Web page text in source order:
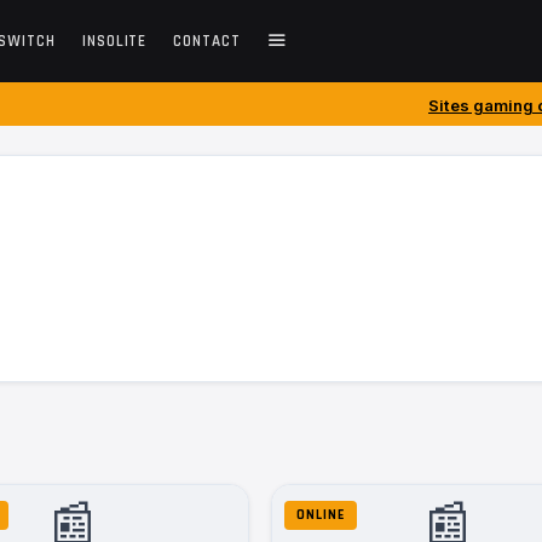
INSOLITE CONTACT
Sites gaming créés avant
📰 📰
ONLINE